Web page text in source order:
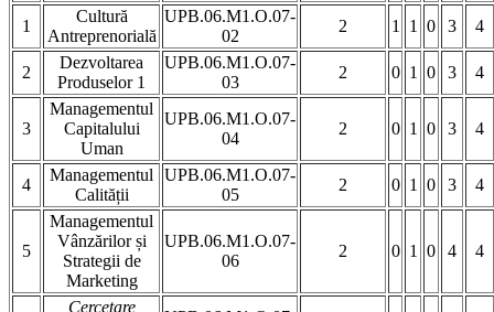
1
Cultură
Antreprenorială
UPB.06.M1.O.07-
02
2 1 1 0 3 4
2
Dezvoltarea
Produselor 1
UPB.06.M1.O.07-
03
2 0 1 0 3 4
3
Managementul
Capitalului
Uman
UPB.06.M1.O.07-
04
2 0 1 0 3 4
4
Managementul
Calității
UPB.06.M1.O.07-
05
2 0 1 0 3 4
5
Managementul
Vânzărilor și
Strategii de
Marketing
UPB.06.M1.O.07-
06
2 0 1 0 4 4
Cercetare